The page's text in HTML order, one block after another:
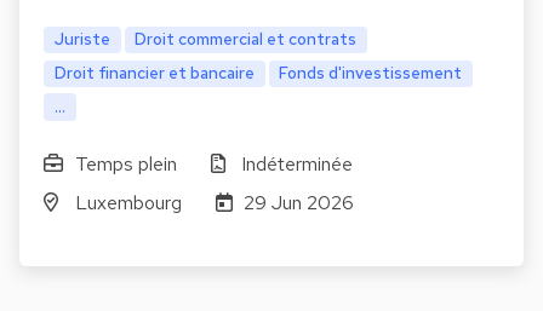
Juriste
Droit commercial et contrats
Droit financier et bancaire
Fonds d'investissement
...
Temps plein
Indéterminée
Luxembourg
29 Jun 2026